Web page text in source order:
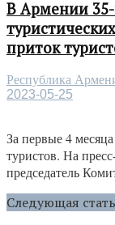
В Армении
приток
Республика
2023-05-25
За первые 4
туристов. На
председатель
Следующая